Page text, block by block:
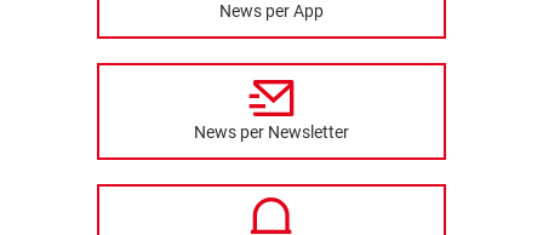
News per App
News per Newsletter